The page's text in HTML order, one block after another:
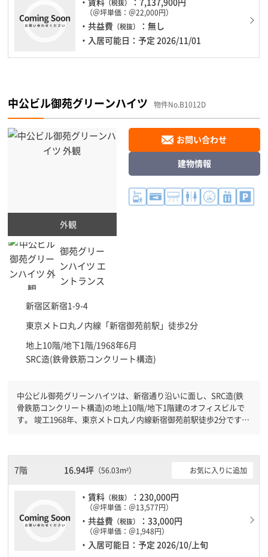
（税抜）
（＠坪単価：＠22,000円）
・共益費 （税抜）
：無し
・入居可能日：予定 2026/11/01
中公ビル御苑グリーンハイツ 物件No.B1012D
外観
新宿区新宿1-9-4
東京メトロ丸ノ内線「新宿御苑前駅 」徒歩2分
地上10階/地下1階/1968年6月
SRC造(鉄骨鉄筋コンクリート構造)
お問い合わせ
建物情報
中公ビル御苑グリーンハイツは、新宿通り沿いに面し、SRC造(鉄
骨鉄筋コンクリート構造)の地上10階/地下1階建のオフィスビルで
す。 竣工1968年、東京メトロ丸ノ内線新宿御苑前駅徒歩2分です。
す。土日・祝日も利用可能になりますので時間帯を気にせず利用で
きます。駐車場もありますので、車を利用されるお客様には使いや
7階 16.94坪（56.03m²） お気に入りに追加
・賃料 （税抜） ：230,000円
（＠坪単価：＠13,577円）
・共益費 （税抜） ：33,000円
（＠坪単価：＠1,948円）
・入居可能日：予定 2026/10/上旬